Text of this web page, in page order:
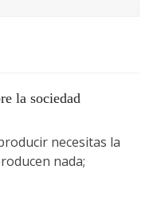
la sociedad
necesitas la
nada;